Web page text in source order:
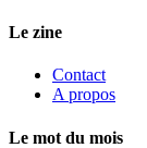
Le zine
Contact
A propos
Le mot du mois